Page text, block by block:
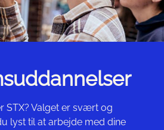
STX? Valget er svært og
lyst til at arbejde med dine